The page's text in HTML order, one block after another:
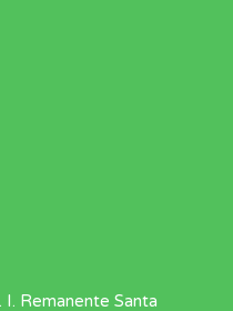
I. Remanente Santa